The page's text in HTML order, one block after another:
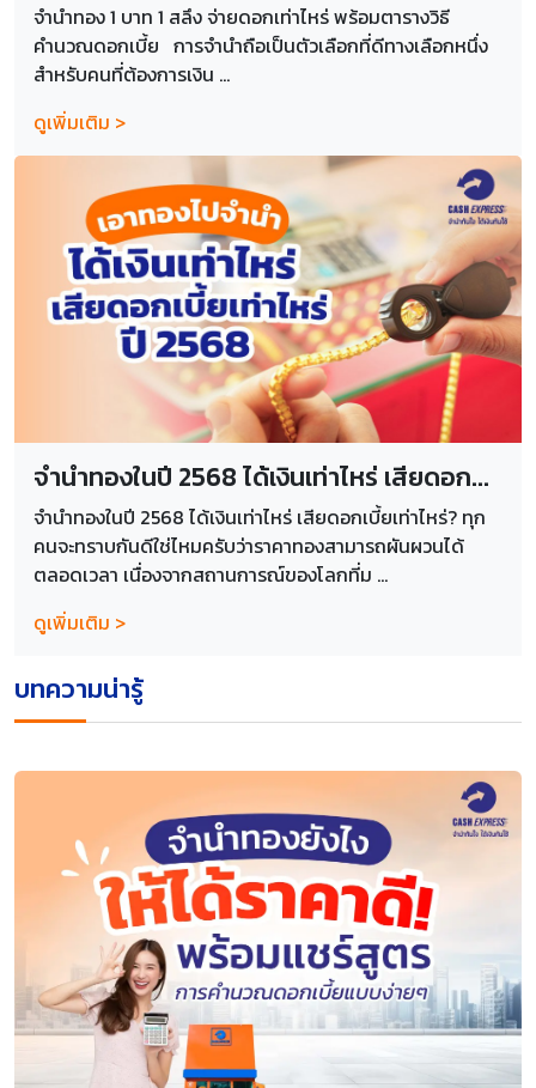
จำนำทอง 1 บาท 1 สลึง จ่ายดอกเท่าไหร่ พร้อมตารางวิธี
คำนวณดอกเบี้ย การจำนำถือเป็นตัวเลือกที่ดีทางเลือกหนึ่ง
สำหรับคนที่ต้องการเงิน ...
ดูเพิ่มเติม >
จำนำทองในปี 2568 ได้เงินเท่าไหร่ เสียดอก...
จำนำทองในปี 2568 ได้เงินเท่าไหร่ เสียดอกเบี้ยเท่าไหร่? ทุก
คนจะทราบกันดีใช่ไหมครับว่าราคาทองสามารถผันผวนได้
ตลอดเวลา เนื่องจากสถานการณ์ของโลกที่ม ...
ดูเพิ่มเติม >
บทความน่ารู้